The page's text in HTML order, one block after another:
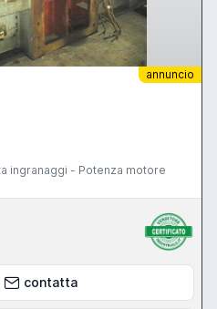
annuncio
ingranaggi - Potenza motore
contatta